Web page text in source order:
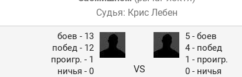
Судья: Крис Лебен
боев - 13
побед - 12
проигр. - 1
ничья - 0
VS
5 - боев
4 - побед
1 - проигр.
0 - ничья